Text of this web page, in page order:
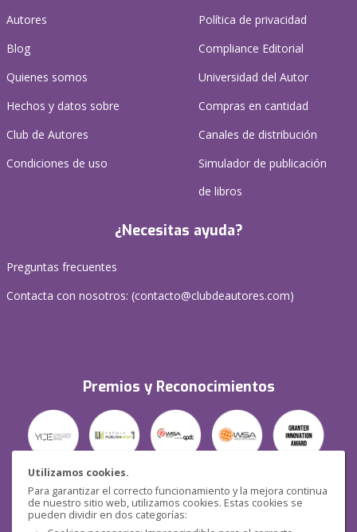
Utilizamos cookies.
Para garantizar el correcto funcionamiento y la mejora continua
de nuestro sitio web, utilizamos cookies. Estas cookies se
pueden dividir en dos categorías:
Autores
Blog
Quienes somos
Hechos y datos sobre
Club de Autores
Condiciones de uso
Política de privacidad
Compliance Editorial
Universidad del Autor
Compras en cantidad
Canales de distribución
Simulador de publicación
de libros
¿Necesitas ayuda?
Preguntas frecuentes
Contacta con nosotros: (contacto@clubdeautores.com)
Premios y Reconocimientos
Seguridad